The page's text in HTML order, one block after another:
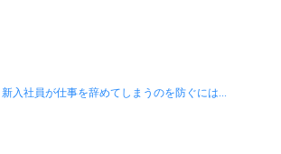
新入社員が仕事を辞めてしまうのを防ぐには...